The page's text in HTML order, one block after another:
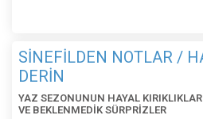
SİNEFİLDEN NOTLAR /
DERİN
YAZ SEZONUNUN HAYAL
VE BEKLENMEDİK SÜRPRİZLER